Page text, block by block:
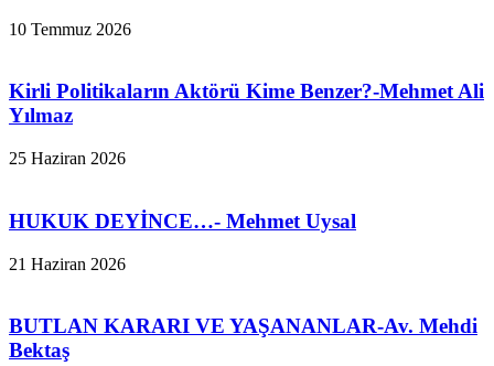
10 Temmuz 2026
Kirli Politikaların Aktörü Kime Benzer?-Mehmet Ali
Yılmaz
25 Haziran 2026
HUKUK DEYİNCE…- Mehmet Uysal
21 Haziran 2026
BUTLAN KARARI VE YAŞANANLAR-Av. Mehdi
Bektaş